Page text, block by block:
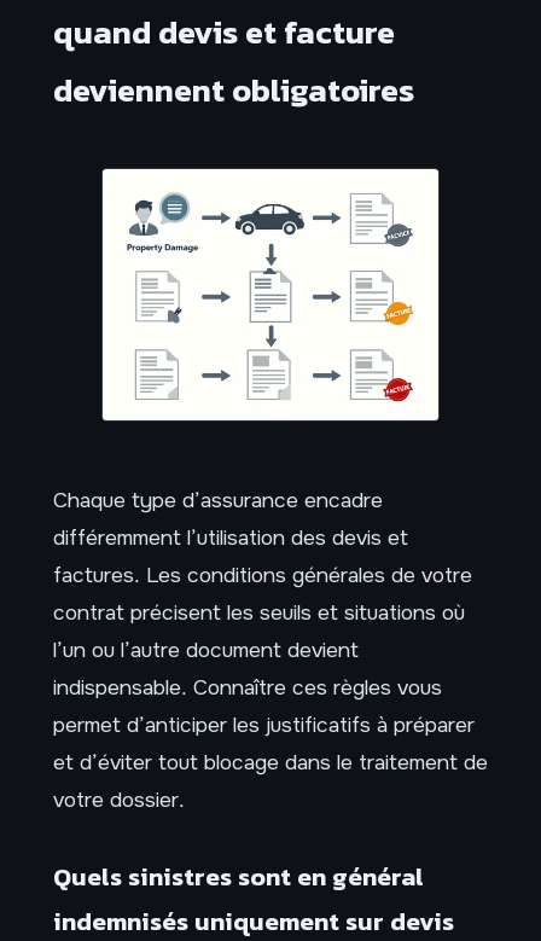
quand devis et facture
deviennent obligatoires
Chaque type d’assurance encadre
différemment l’utilisation des devis et
factures. Les conditions générales de votre
contrat précisent les seuils et situations où
l’un ou l’autre document devient
indispensable. Connaître ces règles vous
permet d’anticiper les justificatifs à préparer
et d’éviter tout blocage dans le traitement de
votre dossier.
Quels sinistres sont en général
indemnisés uniquement sur devis